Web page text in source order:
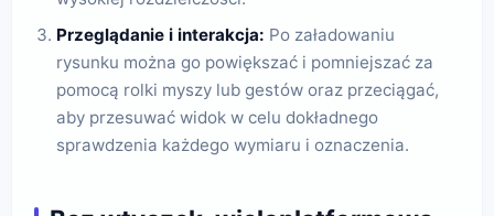
Przeglądanie i interakcja: Po załadowaniu
rysunku można go powiększać i pomniejszać za
pomocą rolki myszy lub gestów oraz przeciągać,
aby przesuwać widok w celu dokładnego
sprawdzenia każdego wymiaru i oznaczenia.